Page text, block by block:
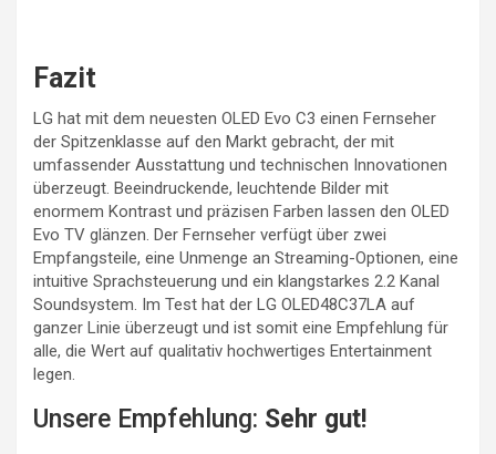
Fazit
LG hat mit dem neuesten OLED Evo C3 einen Fernseher
der Spitzenklasse auf den Markt gebracht, der mit
umfassender Ausstattung und technischen Innovationen
überzeugt. Beeindruckende, leuchtende Bilder mit
enormem Kontrast und präzisen Farben lassen den OLED
Evo TV glänzen. Der Fernseher verfügt über zwei
Empfangsteile, eine Unmenge an Streaming-Optionen, eine
intuitive Sprachsteuerung und ein klangstarkes 2.2 Kanal
Soundsystem. Im Test hat der LG OLED48C37LA auf
ganzer Linie überzeugt und ist somit eine Empfehlung für
alle, die Wert auf qualitativ hochwertiges Entertainment
legen.
Unsere Empfehlung: Sehr gut!